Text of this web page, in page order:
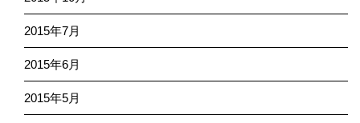
2015年7月
2015年6月
2015年5月